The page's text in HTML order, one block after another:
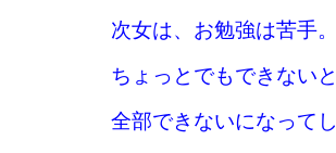
次女は、お勉強は苦手
ちょっとでもできないと
全部できないになって